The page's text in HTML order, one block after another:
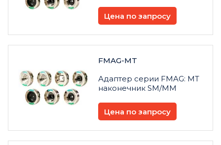
Цена по запросу
FMAG-MT
Адаптер серии FMAG: MT
наконечник SM/MM
Цена по запросу